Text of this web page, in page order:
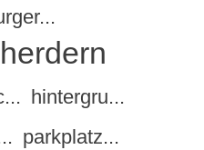
herdern
hintergru...
parkplatz...